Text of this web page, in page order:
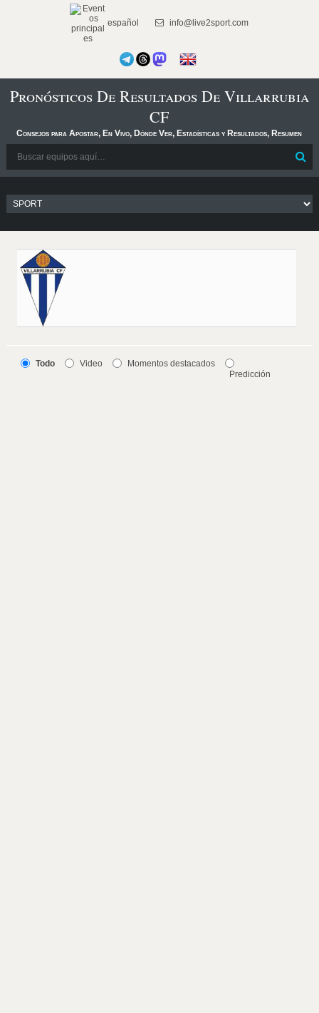
español info@live2sport.com
Pronósticos De Resultados De Villarrubia
CF
Consejos para Apostar, En Vivo, Dónde Ver, Estadísticas y Resultados, Resumen
Todo Video
Momentos destacados
Predicción